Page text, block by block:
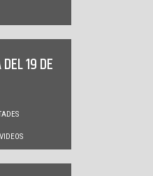
19 DE
VIDEOS